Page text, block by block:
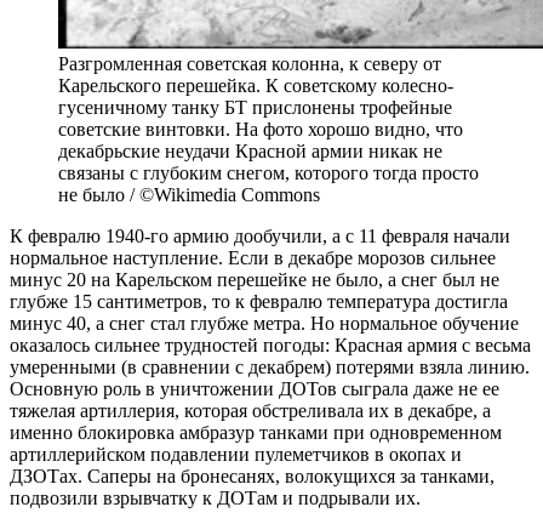
Разгромленная советская колонна, к северу от
Карельского перешейка. К советскому колесно-
гусеничному танку БТ прислонены трофейные
советские винтовки. На фото хорошо видно, что
декабрьские неудачи Красной армии никак не
связаны с глубоким снегом, которого тогда просто
не было / ©Wikimedia Commons
К февралю 1940-го армию дообучили, а с 11 февраля начали
нормальное наступление. Если в декабре морозов сильнее
минус 20 на Карельском перешейке не было, а снег был не
глубже 15 сантиметров, то к февралю температура достигла
минус 40, а снег стал глубже метра. Но нормальное обучение
оказалось сильнее трудностей погоды: Красная армия с весьма
умеренными (в сравнении с декабрем) потерями взяла линию.
Основную роль в уничтожении ДОТов сыграла даже не ее
тяжелая артиллерия, которая обстреливала их в декабре, а
именно блокировка амбразур танками при одновременном
артиллерийском подавлении пулеметчиков в окопах и
ДЗОТах. Саперы на бронесанях, волокущихся за танками,
подвозили взрывчатку к ДОТам и подрывали их.